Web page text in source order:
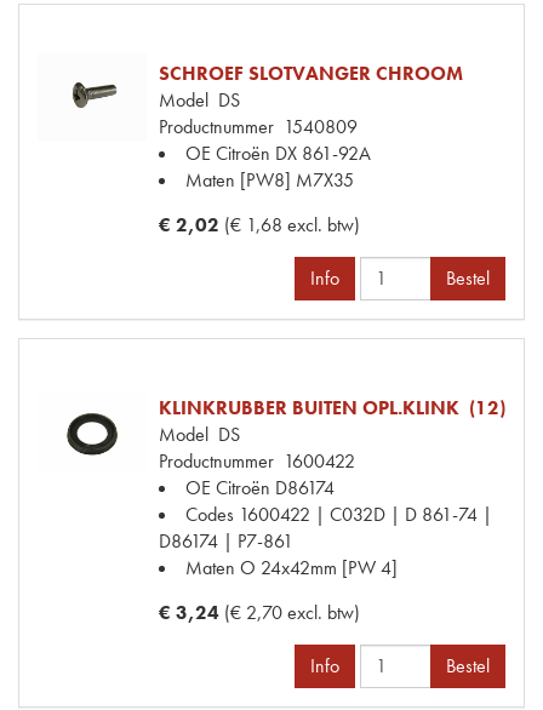
SCHROEF SLOTVANGER CHROOM
Model DS
Productnummer 1540809
OE Citroën DX 861-92A
Maten [PW8] M7X35
€ 2,02 (€ 1,68 excl. btw)
Info Bestel
KLINKRUBBER BUITEN OPL.KLINK (12)
Model DS
Productnummer 1600422
OE Citroën D86174
Codes 1600422 | C032D | D 861-74 |
D86174 | P7-861
Maten O 24x42mm [PW 4]
€ 3,24 (€ 2,70 excl. btw)
Info Bestel